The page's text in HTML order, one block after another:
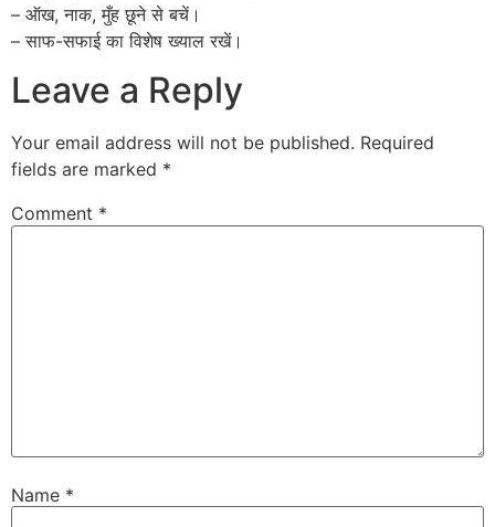
– ऑख, नाक, मुँह छूने से बचें।
– साफ-सफाई का विशेष ख्याल रखें।
Leave a Reply
Your email address will not be published. Required
fields are marked *
Comment *
Name *